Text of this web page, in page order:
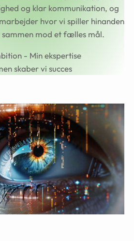
og klar kommunikation, og
hvor vi spiller hinanden
mod et fælles mål.
- Min ekspertise
skaber vi succes